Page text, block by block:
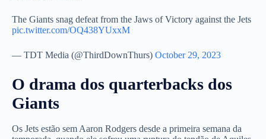
The Giants snag defeat from the Jaws of Victory against the Jets
pic.twitter.com/OQ438YUxxM
— TDT Media (@ThirdDownThurs) October 29, 2023
O drama dos quarterbacks dos
Giants
Os Jets estão sem Aaron Rodgers desde a primeira semana da